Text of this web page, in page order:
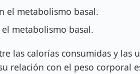
el metabolismo basal.
metabolismo basal.
las calorías consumidas y
relación con el peso corporal